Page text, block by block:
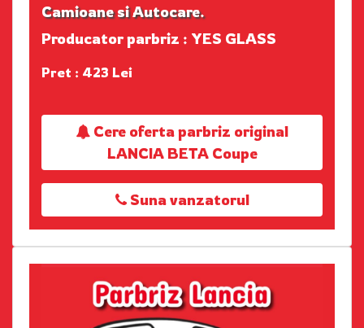
Camioane si Autocare.
Producator parbriz : YES GLASS
Pret : 423 Lei
Cere oferta parbriz original
LANCIA BETA Coupe
Suna vanzatorul